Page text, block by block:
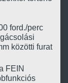
ford./perc
közötti furat
FEIN